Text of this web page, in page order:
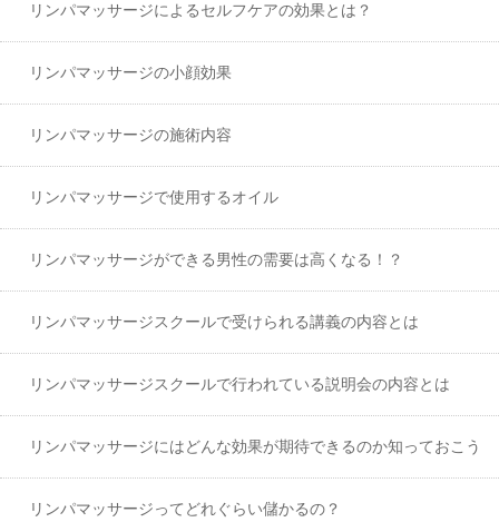
リンパマッサージによるセルフケアの効果とは？
リンパマッサージの小顔効果
リンパマッサージの施術内容
リンパマッサージで使用するオイル
リンパマッサージができる男性の需要は高くなる！？
リンパマッサージスクールで受けられる講義の内容とは
リンパマッサージスクールで行われている説明会の内容とは
リンパマッサージにはどんな効果が期待できるのか知っておこう
リンパマッサージってどれぐらい儲かるの？